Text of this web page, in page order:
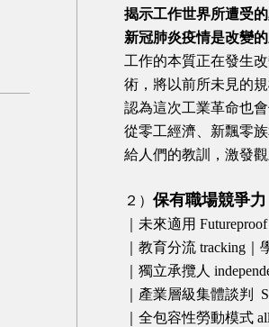
揭示工作世界所遭受
新冠肺炎疫情是改變的
工作的本質正在發生
術，將以前所未見的
認為這次工業革命也
從零工經濟、新飄零
給人們的教訓，激發
２）保有職場競爭力
｜未來適用
｜教育分流 tracking｜
｜獨立承攬人
｜產業層級集體談判
｜全包容性勞動模式